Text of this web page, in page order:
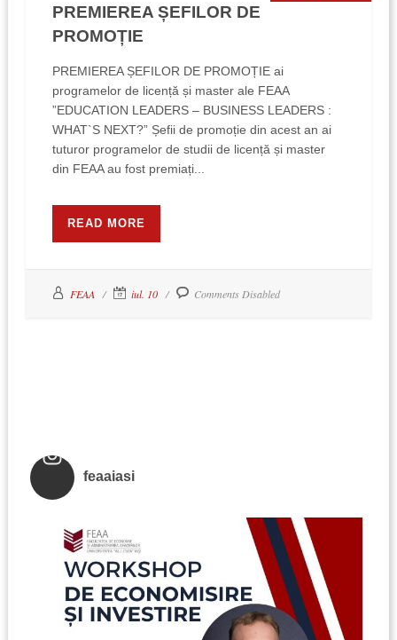
PREMIEREA ȘEFILOR DE
PROMOȚIE
PREMIEREA ȘEFILOR DE PROMOȚIE ai
programelor de licență și master ale FEAA
”EDUCATION LEADERS – BUSINESS LEADERS :
WHAT`S NEXT?” Șefii de promoție din acest an ai
tuturor programelor de studii de licență și master
din FEAA au fost premiați...
READ MORE
FEAA iul. 10 Comments Disabled
feaaiasi